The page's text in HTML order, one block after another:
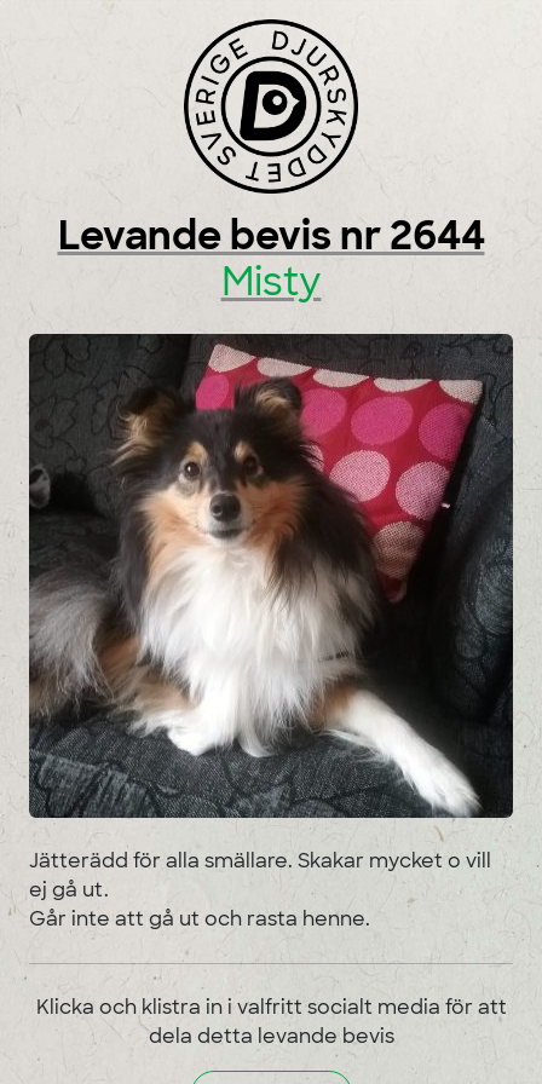
Skip to content
Levande bevis nr 2644
Misty
Jätterädd för alla smällare. Skakar mycket o vill
ej gå ut.
Går inte att gå ut och rasta henne.
Klicka och klistra in i valfritt socialt media för att
dela detta levande bevis